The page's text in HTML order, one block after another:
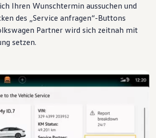
Ihren Wunschtermin aussuchen und
des „Service anfragen“-Buttons
Partner wird sich zeitnah mit
setzen.